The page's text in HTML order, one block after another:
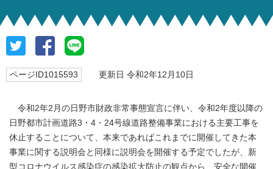
ページID1015593 更新日 令和2年12月10日
令和2年2月の日野市財政非常事態宣言に伴い、令和2年度以降の
日野都市計画道路3・4・24号線道路整備事業における主要工事を
休止することについて、本来であればこれまでに開催してきた本
事業に関する説明会と同様に説明会を開催する予定でしたが、新
型コロナウイルス感染症の感染拡大防止の観点から、安全な開催